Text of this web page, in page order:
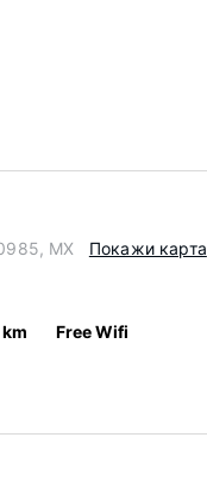
MX Покажи карта
km Free Wifi